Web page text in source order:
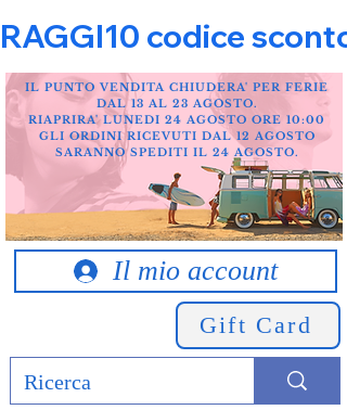
RAGGI10 codice
Il mio account
Gift Card
IL PUNTO VENDITA CHIUDERA' PER FERIE
DAL 13 AL 23 AGOSTO.
RIAPRIRA' LUNEDI 24 AGOSTO ORE 10:00
GLI ORDINI RICEVUTI DAL 12 AGOSTO
SARANNO SPEDITI IL 24 AGOSTO.